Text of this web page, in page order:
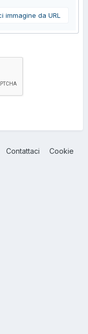
immagine da URL
Contattaci Cookie